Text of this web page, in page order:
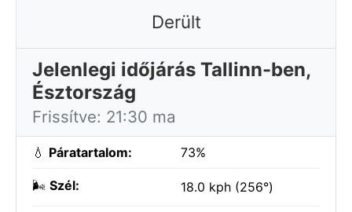
Derült
Jelenlegi időjárás Tallinn-ben,
Észtország
Frissítve: 21:30 ma
💧 Páratartalom: 73%
🌬️ Szél: 18.0 kph (256°)